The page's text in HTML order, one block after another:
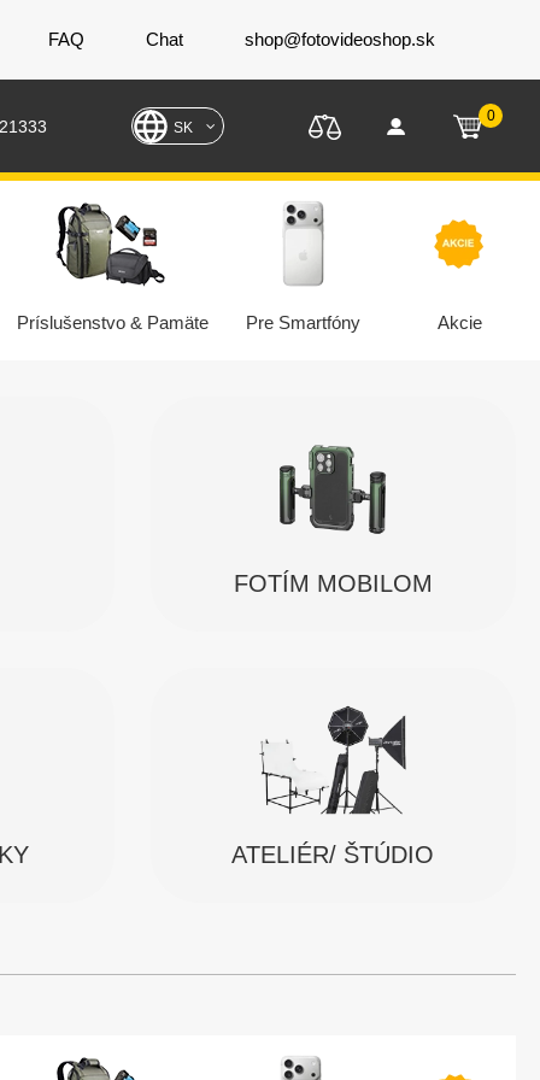
FAQ Chat shop@fotovideoshop.sk
SK
0
Príslušenstvo & Pamäte Pre Smartfóny Akcie
FOTÍM MOBILOM
ATELIÉR/ ŠTÚDIO